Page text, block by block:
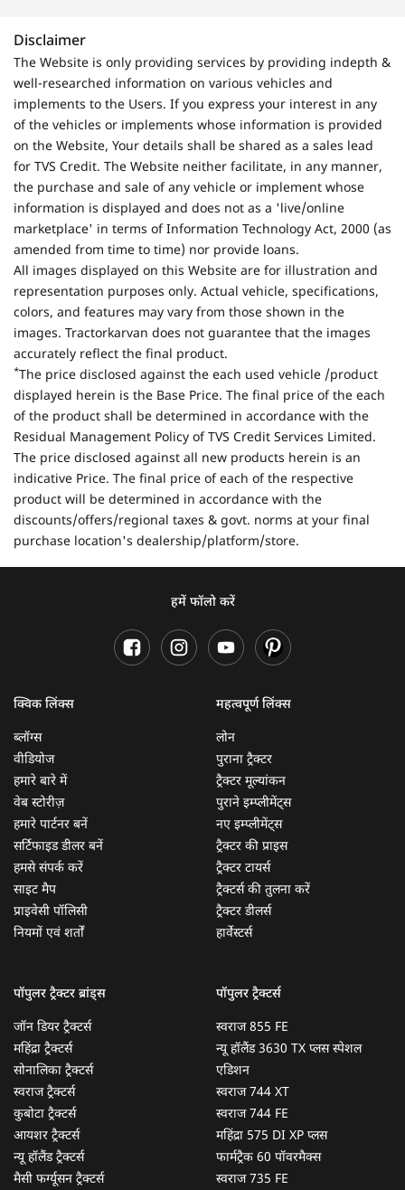
Disclaimer
The Website is only providing services by providing indepth &
well-researched information on various vehicles and
implements to the Users. If you express your interest in any
of the vehicles or implements whose information is provided
on the Website, Your details shall be shared as a sales lead
for TVS Credit. The Website neither facilitate, in any manner,
the purchase and sale of any vehicle or implement whose
information is displayed and does not as a 'live/online
marketplace' in terms of Information Technology Act, 2000 (as
amended from time to time) nor provide loans.
All images displayed on this Website are for illustration and
representation purposes only. Actual vehicle, specifications,
colors, and features may vary from those shown in the
images. Tractorkarvan does not guarantee that the images
accurately reflect the final product.
*The price disclosed against the each used vehicle /product
displayed herein is the Base Price. The final price of the each
of the product shall be determined in accordance with the
Residual Management Policy of TVS Credit Services Limited.
The price disclosed against all new products herein is an
indicative Price. The final price of each of the respective
product will be determined in accordance with the
discounts/offers/regional taxes & govt. norms at your final
purchase location's dealership/platform/store.
हमें फॉलो करें
क्विक लिंक्स
ब्लॉग्स
वीडियोज
हमारे बारे में
वेब स्टोरीज़
हमारे पार्टनर बनें
सर्टिफाइड डीलर बनें
हमसे संपर्क करें
साइट मैप
प्राइवेसी पॉलिसी
नियमों एवं शर्तों
महत्वपूर्ण लिंक्स
लोन
पुराना ट्रैक्टर
ट्रैक्टर मूल्यांकन
पुराने इम्प्लीमेंट्स
नए इम्प्लीमेंट्स
ट्रैक्टर की प्राइस
ट्रैक्टर टायर्स
ट्रैक्टर्स की तुलना करें
ट्रैक्टर डीलर्स
हार्वेस्टर्स
पॉपुलर ट्रैक्टर ब्रांड्स
जॉन डियर ट्रैक्टर्स
महिंद्रा ट्रैक्टर्स
सोनालिका ट्रैक्टर्स
स्वराज ट्रैक्टर्स
कुबोटा ट्रैक्टर्स
आयशर ट्रैक्टर्स
न्यू हॉलैंड ट्रैक्टर्स
मैसी फर्ग्यूसन ट्रैक्टर्स
पॉपुलर ट्रैक्टर्स
स्वराज 855 FE
न्यू हॉलैंड 3630 TX प्लस स्पेशल
एडिशन
स्वराज 744 XT
स्वराज 744 FE
महिंद्रा 575 DI XP प्लस
फार्मट्रैक 60 पॉवरमैक्स
स्वराज 735 FE